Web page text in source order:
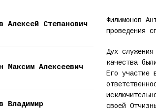
Филимонов
проведения
Дух
качества
Его участие
своей
Алексей Степанович
Максим Алексеевич
Владимир